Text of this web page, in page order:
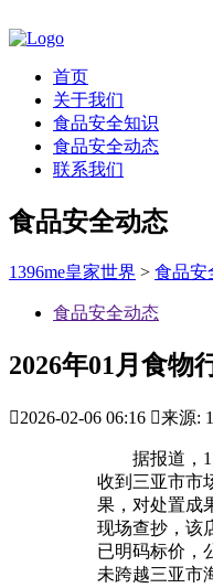
首页
关于我们
食品安全知识
食品安全动态
联系我们
食品安全动态
1396me皇家世界 > 食品安
食品安全动态
2026年01月食物
2026-02-06 06:16 来源:
据报道，1
收到三亚市市
果，对处置成
现场查抄，该
已明码标价，
未跨越三亚市